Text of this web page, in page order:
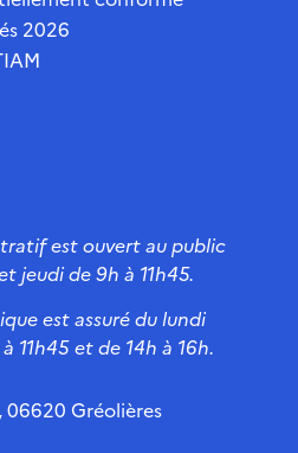
2026
est ouvert au public
jeudi de 9h à 11h45.
est assuré du lundi
11h45 et de 14h à 16h.
06620 Gréolières